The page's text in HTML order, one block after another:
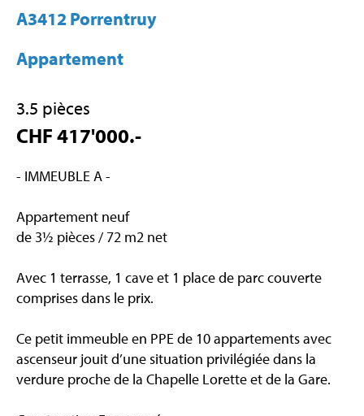
A3412 Porrentruy
Appartement
3.5 pièces
CHF 417'000.-
- IMMEUBLE A -
Appartement neuf
de 3½ pièces / 72 m2 net
Avec 1 terrasse, 1 cave et 1 place de parc couverte
comprises dans le prix.
Ce petit immeuble en PPE de 10 appartements avec
ascenseur jouit d’une situation privilégiée dans la
verdure proche de la Chapelle Lorette et de la Gare.